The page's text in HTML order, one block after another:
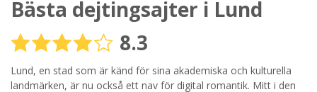
Din mailadress?
Genom att registrera godkänner jagVillkorenoch
Bästa dejtingsajter i Lund
8.3
Lund, en stad som är känd för sina akademiska och kulturella
landmärken, är nu också ett nav för digital romantik. Mitt i den